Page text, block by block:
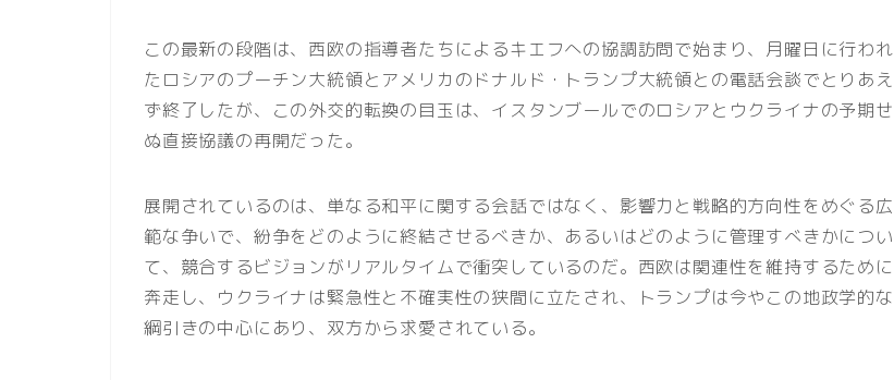
この最新の段階は、西欧の指導者たちによるキエフへの協調訪問で始まり、月曜日に行われ
たロシアのプーチン大統領とアメリカのドナルド・トランプ大統領との電話会談でとりあえ
ず終了したが、この外交的転換の目玉は、イスタンブールでのロシアとウクライナの予期せ
ぬ直接協議の再開だった。
展開されているのは、単なる和平に関する会話ではなく、影響力と戦略的方向性をめぐる広
範な争いで、紛争をどのように終結させるべきか、あるいはどのように管理すべきかについ
て、競合するビジョンがリアルタイムで衝突しているのだ。西欧は関連性を維持するために
奔走し、ウクライナは緊急性と不確実性の狭間に立たされ、トランプは今やこの地政学的な
綱引きの中心にあり、双方から求愛されている。